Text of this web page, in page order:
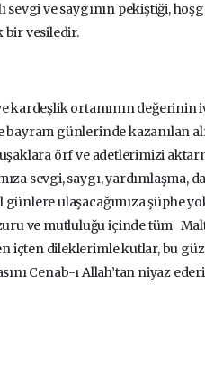
sevgi ve saygının pekiştiği,
bir vesiledir.
kardeşlik ortamının değerinin
günlerinde kazanılan
örf ve adetlerimizi
sevgi, saygı, yardımlaşma,
günlere ulaşacağımıza şüphe
ve mutluluğu içinde tüm
içten dileklerimle kutlar, bu
Cenab-ı Allah’tan niyaz